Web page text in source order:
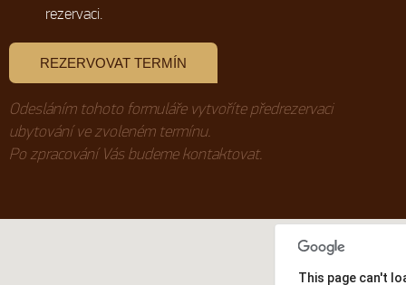
rezervaci.
Odesláním tohoto formuláře vytvoříte předrezervaci
ubytování ve zvoleném termínu.
Po zpracování Vás budeme kontaktovat.
This page can't